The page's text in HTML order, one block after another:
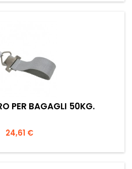
PER BAGAGLI 50KG.
Prezzo
24,61 €